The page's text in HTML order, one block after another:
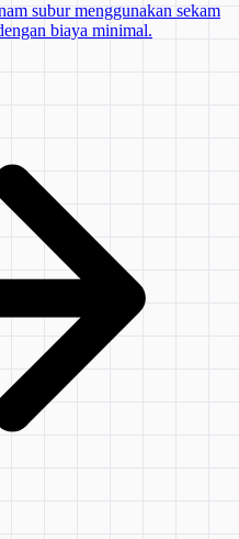
subur menggunakan sekam
biaya minimal.